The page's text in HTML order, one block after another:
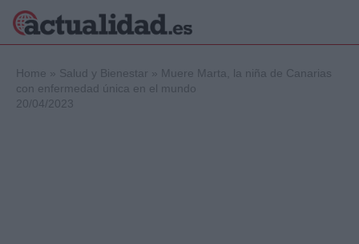
Home » Salud y Bienestar » Muere Marta, la niña de Canarias
con enfermedad única en el mundo
20/04/2023